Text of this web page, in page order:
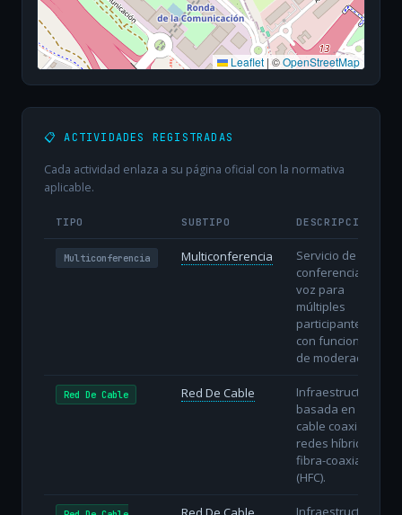
Leaflet |©OpenStreetMap
📋 ACTIVIDADES REGISTRADAS
Cada actividad enlaza a su página oficial con la normativa
aplicable.
TIPO SUBTIPO DESCRIPCIÓN
Multiconferencia Multiconferencia
Servicio de
conferencia de
voz para
múltiples
participantes
con funciones
de moderación.
Red De Cable Red De Cable
Infraestructura
basada en
cable coaxial o
redes híbridas
fibra-coaxial
(HFC).
Infraestructura